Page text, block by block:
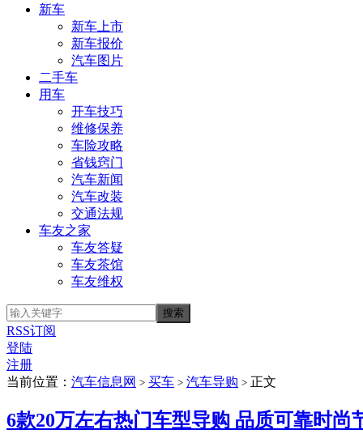
新车
新车上市
新车报价
汽车图片
二手车
用车
开车技巧
维修保养
车险攻略
省钱窍门
汽车新闻
汽车改装
交通法规
车友之家
车友答疑
车友茶馆
车友维权
RSS订阅
登陆
注册
当前位置： 汽车信息网 > 买车 > 汽车导购 > 正文
6款20万左右热门车型导购 品质可靠时尚